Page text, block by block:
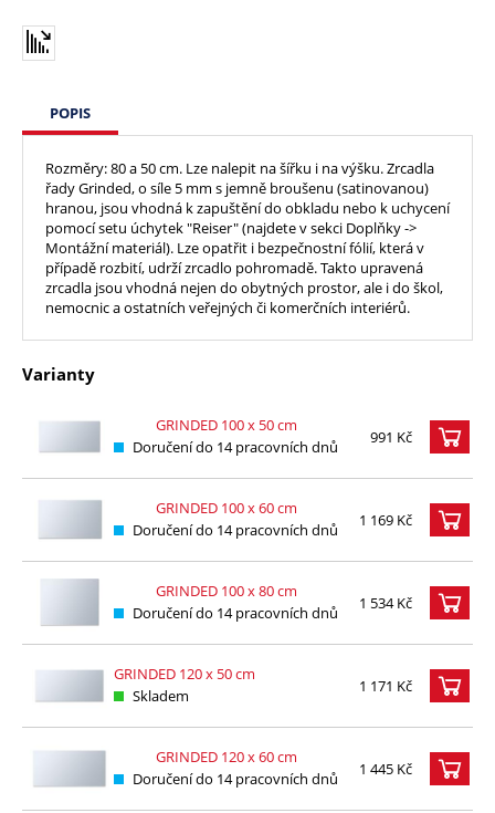
POPIS
Rozměry: 80 a 50 cm. Lze nalepit na šířku i na výšku. Zrcadla
řady Grinded, o síle 5 mm s jemně broušenu (satinovanou)
hranou, jsou vhodná k zapuštění do obkladu nebo k uchycení
pomocí setu úchytek "Reiser" (najdete v sekci Doplňky ->
Montážní materiál). Lze opatřit i bezpečnostní fólií, která v
případě rozbití, udrží zrcadlo pohromadě. Takto upravená
zrcadla jsou vhodná nejen do obytných prostor, ale i do škol,
nemocnic a ostatních veřejných či komerčních interiérů.
Varianty
GRINDED 100 x 50 cm
Doručení do 14 pracovních dnů
991 Kč
GRINDED 100 x 60 cm
Doručení do 14 pracovních dnů
1 169 Kč
GRINDED 100 x 80 cm
Doručení do 14 pracovních dnů
1 534 Kč
GRINDED 120 x 50 cm
Skladem
1 171 Kč
GRINDED 120 x 60 cm
Doručení do 14 pracovních dnů
1 445 Kč